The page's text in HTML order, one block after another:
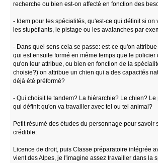
recherche ou bien est-on affecté en fonction des
- Idem pour les spécialités, qu'est-ce qui définit si on
les stupéfiants, le pistage ou les avalanches par
- Dans quel sens cela se passe: est-ce qu'on
qui est ensuite formé en même temps que le policier
qu'on leur attribue, ou bien en fonction de la
choisie?) on attribue un chien qui a des capacités
déjà été préformé?
- Qui choisit le tandem? La hiérarchie? Le chien? Le
qui définit qu'on va travailler avec tel ou tel animal?
Petit résumé des études du personnage pour savoir
crédible:
Licence de droit, puis Classe préparatoire intégrée
vient des Alpes, je l'imagine assez travailler dans la